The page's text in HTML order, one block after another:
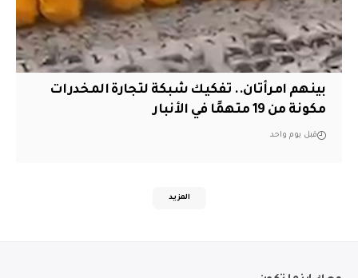
بينهم امرأتان.. تفكيك شبكة لتجارة المخدرات
مكونة من 19 متهمًا في الأنبار
قبل يوم واحد
المزيد